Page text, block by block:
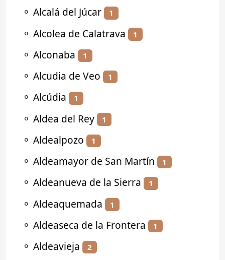
⚬ Alcalá del Júcar 1
⚬ Alcolea de Calatrava 1
⚬ Alconaba 1
⚬ Alcudia de Veo 1
⚬ Alcúdia 1
⚬ Aldea del Rey 1
⚬ Aldealpozo 1
⚬ Aldeamayor de San Martín 1
⚬ Aldeanueva de la Sierra 1
⚬ Aldeaquemada 1
⚬ Aldeaseca de la Frontera 1
⚬ Aldeavieja 2